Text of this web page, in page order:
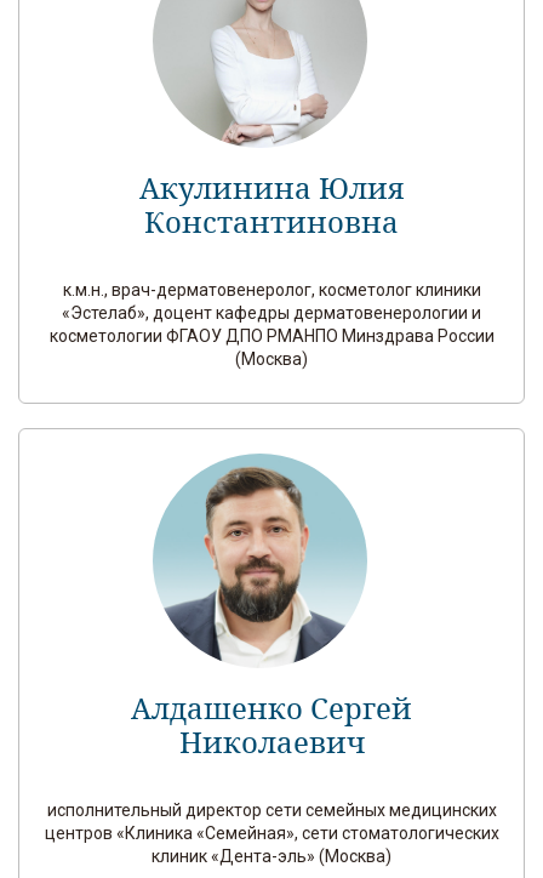
Акулинина Юлия
Константиновна
к.м.н., врач-дерматовенеролог, косметолог клиники
«Эстелаб», доцент кафедры дерматовенерологии и
косметологии ФГАОУ ДПО РМАНПО Минздрава России
(Москва)
Алдашенко Сергей
Николаевич
исполнительный директор сети семейных медицинских
центров «Клиника «Семейная», сети стоматологических
клиник «Дента-эль» (Москва)